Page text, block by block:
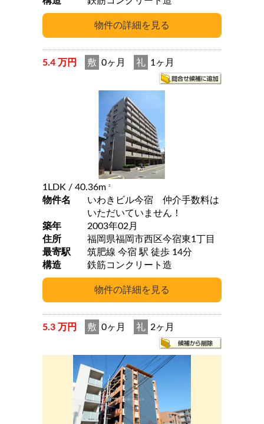
5.4 万円 敷 0ヶ月 礼 1ヶ月
1LDK / 40.36m 2
物件名
いわきビル今宿 仲介手数料は
いただいていません！
築年
2003年02月
住所
福岡県福岡市西区今宿東1丁目
最寄駅
筑肥線 今宿 駅 徒歩 14分
構造
鉄筋コンクリート造
5.3 万円 敷 0ヶ月 礼 2ヶ月